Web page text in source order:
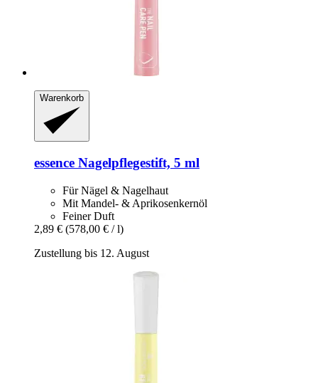
Warenkorb
essence Nagelpflegestift, 5 ml
Für Nägel & Nagelhaut
Mit Mandel- & Aprikosenkernöl
Feiner Duft
2,89 € (578,00 € / l)
Zustellung bis 12. August